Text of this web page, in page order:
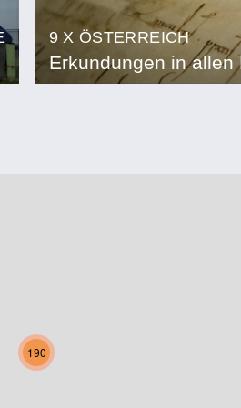
9 X ÖSTERREICH
Erkundungen in allen
190